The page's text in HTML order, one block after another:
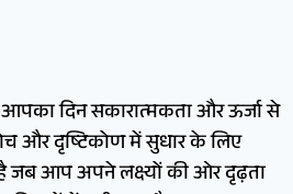
दिन सकारात्मकता और ऊर्जा से
और दृष्टिकोण में सुधार के लिए
जब आप अपने लक्ष्यों की ओर दृढ़ता